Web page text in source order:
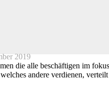
2019
die alle beschäftigen im
andere verdienen, verteilt